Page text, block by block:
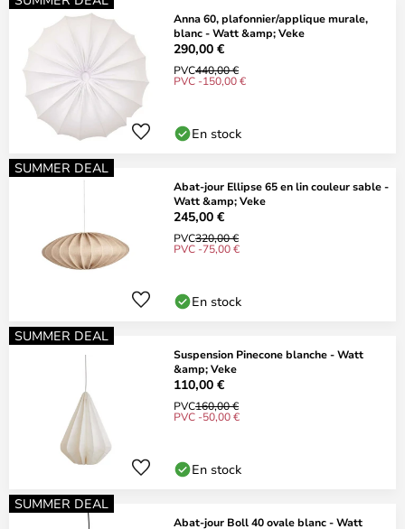
Anna 60, plafonnier/applique murale,
blanc - Watt &amp; Veke
290,00 €
PVC440,00 €
PVC -150,00 €
En stock
SUMMER DEAL
Abat-jour Ellipse 65 en lin couleur sable -
Watt &amp; Veke
245,00 €
PVC320,00 €
PVC -75,00 €
En stock
SUMMER DEAL
Suspension Pinecone blanche - Watt
&amp; Veke
110,00 €
PVC160,00 €
PVC -50,00 €
En stock
SUMMER DEAL
Abat-jour Boll 40 ovale blanc - Watt